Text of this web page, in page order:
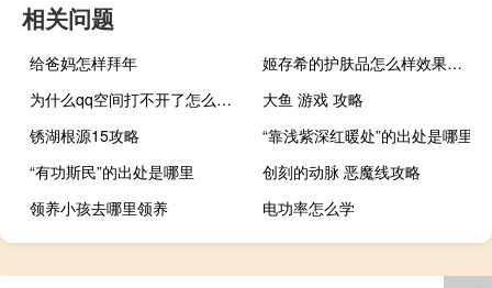
相关问题
给爸妈怎样拜年
姬存希的护肤品怎么样效果好（姬存希的护肤品怎么样）
为什么qq空间打不开了怎么回事（为什么qq空间打不开了）
大鱼 游戏 攻略
锈湖根源15攻略
“靠浅紫深红暖处”的出处是哪里
“有功斯民”的出处是哪里
创刻的动脉 恶魔线攻略
领养小孩去哪里领养
电功率怎么学